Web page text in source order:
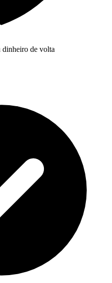
dinheiro de volta